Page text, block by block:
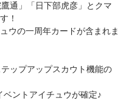
通」「日下部虎彦」とクマ
！
ウの一周年カードが含まれま
ップアップスカウト機能の
ントアイチュウが確定♪